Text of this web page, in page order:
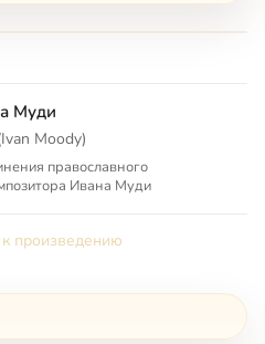
Муди
Moody)
православного
Ивана Муди
произведению